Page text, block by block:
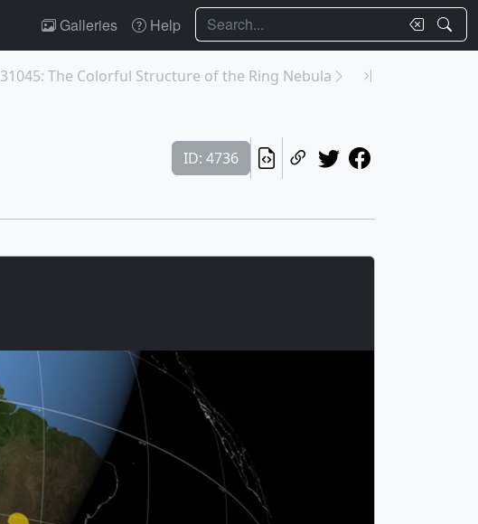
Galleries Help Search
31045: The Colorful Structure of the Ring Nebula
ID: 4736